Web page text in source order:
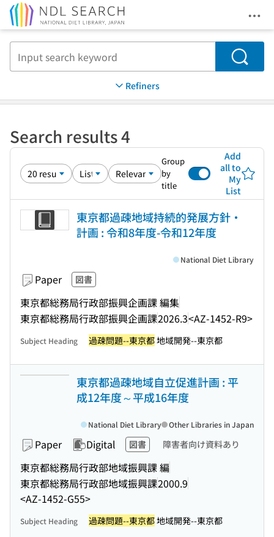
Search
Refiners
Search results 4
Group
by
title
Add
all to
My
List
東京都過疎地域持続的発展方針・
計画 : 令和8年度-令和12年度
Paper 図書
東京都総務局行政部振興企画課 編集
東京都総務局行政部振興企画課2026.3<AZ-1452-R9>
National Diet Library
Subject Heading 過疎問題--東京都地域開発--東京都
東京都過疎地域自立促進計画 : 平
成12年度～平成16年度
Paper Digital 図書 障害者向け資料あり
東京都総務局行政部地域振興課 編
東京都総務局行政部地域振興課2000.9
<AZ-1452-G55>
National Diet Library Other Libraries in Japan
Subject Heading 過疎問題--東京都地域開発--東京都